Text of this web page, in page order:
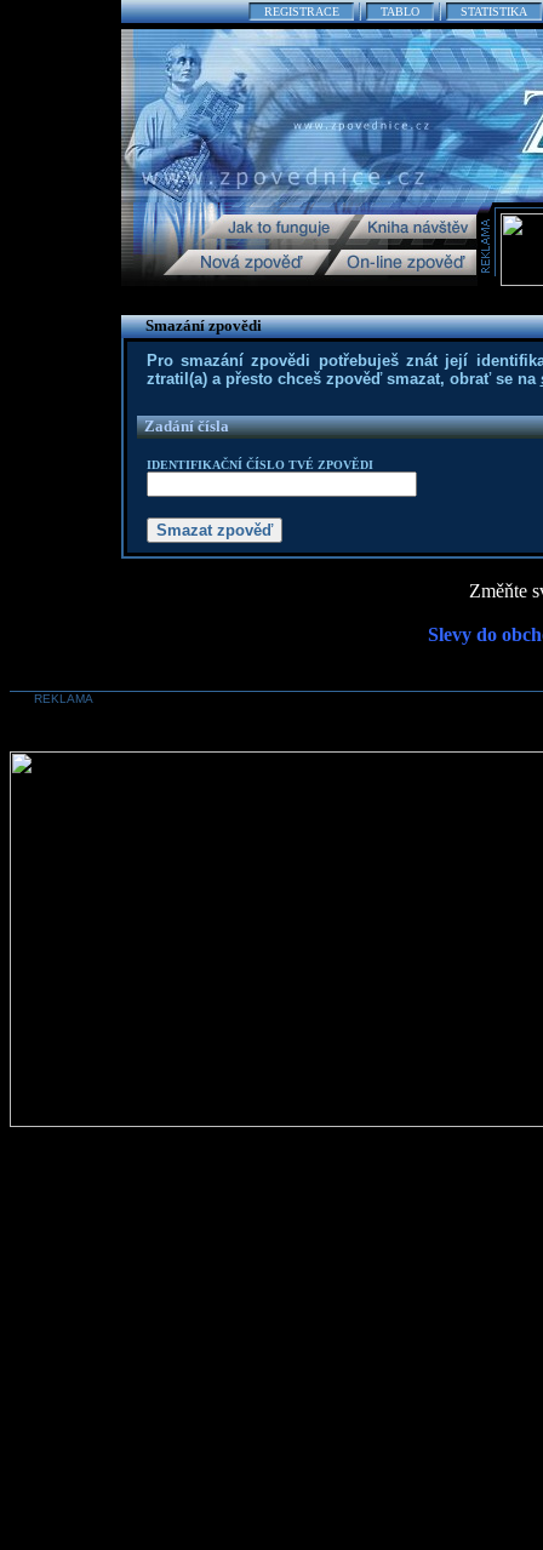
REGISTRACE TABLO STATISTIKA
Smazání zpovědi
Pro smazání zpovědi potřebuješ znát její
ztratil(a) a přesto chceš zpověď smazat, obrať se na
Zadání čísla
IDENTIFIKAČNÍ ČÍSLO TVÉ ZPOVĚDI
Změňte
Slevy do
REKLAMA